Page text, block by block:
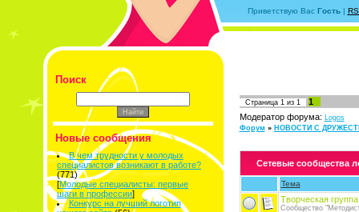
Приветствую Вас Гость|
Поиск
Новые сообщения
В чем трудности у молодых
специалистов возникают в работе?
(771)
[Молодые специалисты: первые
шаги в профессии]
Конкурс на лучший логотип
Страница 1из 1
1
Модератор форума: Logos
Форум » НОВОСТИ С
Сетевые сообщества
Тема
Творческая
Сообщество